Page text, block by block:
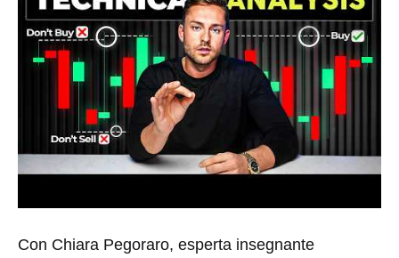
Con Chiara Pegoraro, esperta insegnante